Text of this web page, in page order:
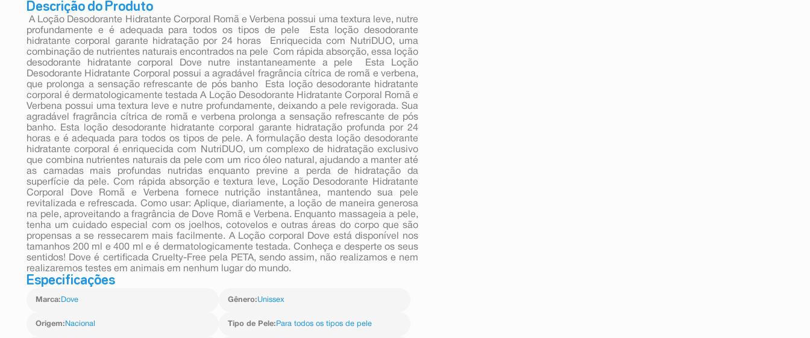
Descrição do Produto
 A Loção Desodorante Hidratante Corporal Romã e Verbena possui uma textura leve, nutre
profundamente e é adequada para todos os tipos de pele  Esta loção desodorante
hidratante corporal garante hidratação por 24 horas  Enriquecida com NutriDUO, uma
combinação de nutrientes naturais encontrados na pele  Com rápida absorção, essa loção
desodorante hidratante corporal Dove nutre instantaneamente a pele  Esta Loção
Desodorante Hidratante Corporal possui a agradável fragrância cítrica de romã e verbena,
que prolonga a sensação refrescante de pós banho  Esta loção desodorante hidratante
corporal é dermatologicamente testada A Loção Desodorante Hidratante Corporal Romã e
Verbena possui uma textura leve e nutre profundamente, deixando a pele revigorada. Sua
agradável fragrância cítrica de romã e verbena prolonga a sensação refrescante de pós
banho. Esta loção desodorante hidratante corporal garante hidratação profunda por 24
horas e é adequada para todos os tipos de pele. A formulação desta loção desodorante
hidratante corporal é enriquecida com NutriDUO, um complexo de hidratação exclusivo
que combina nutrientes naturais da pele com um rico óleo natural, ajudando a manter até
as camadas mais profundas nutridas enquanto previne a perda de hidratação da
superfície da pele. Com rápida absorção e textura leve, Loção Desodorante Hidratante
Corporal Dove Romã e Verbena fornece nutrição instantânea, mantendo sua pele
revitalizada e refrescada. Como usar: Aplique, diariamente, a loção de maneira generosa
na pele, aproveitando a fragrância de Dove Romã e Verbena. Enquanto massageia a pele,
tenha um cuidado especial com os joelhos, cotovelos e outras áreas do corpo que são
propensas a se ressecarem mais facilmente. A Loção corporal Dove está disponível nos
tamanhos 200 ml e 400 ml e é dermatologicamente testada. Conheça e desperte os seus
sentidos! Dove é certificada Cruelty-Free pela PETA, sendo assim, não realizamos e nem
realizaremos testes em animais em nenhum lugar do mundo.
Especificações
Marca: Dove Gênero:Unissex
Origem: Nacional Tipo de Pele: Para todos os tipos de pele